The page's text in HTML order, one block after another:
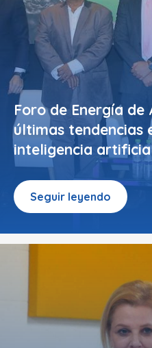
Foro de Energía de
últimas tendencias
inteligencia
Seguir leyendo